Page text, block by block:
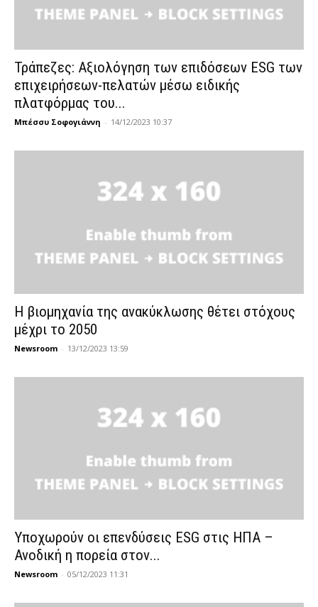
Τράπεζες: Αξιολόγηση των επιδόσεων ESG των
επιχειρήσεων-πελατών μέσω ειδικής
πλατφόρμας του...
Μπέσσυ Σοφογιάννη - 14/12/2023 10:37
Η βιομηχανία της ανακύκλωσης θέτει στόχους
μέχρι το 2050
Newsroom - 13/12/2023 13:59
Υποχωρούν οι επενδύσεις ESG στις ΗΠΑ –
Ανοδική η πορεία στον...
Newsroom - 05/12/2023 11:31